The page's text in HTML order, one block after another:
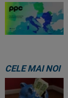
CELE MAI NOI